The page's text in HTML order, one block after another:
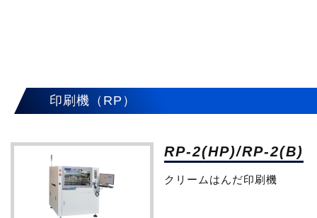
印刷機（RP）
RP-2(HP)/RP-2(B)
クリームはんだ印刷機